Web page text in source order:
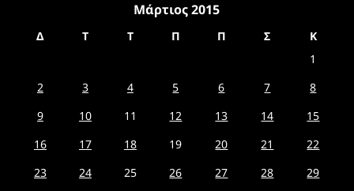
Μάρτιος 2015
Δ Τ Τ Π Π Σ
Κ
1
2
3 4 5 6 7
8
9
10 11 12 13 14
15
16
17 18 19 20 21
22
23
24 25 26 27 28
29